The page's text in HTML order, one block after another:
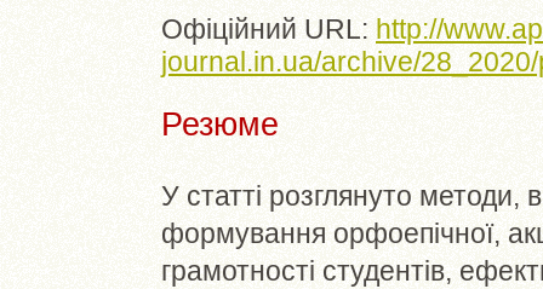
Офіційний URL: http://
journal.in.ua/archive/
Резюме
У статті розглянуто
формування орфоепічної,
грамотності студентів,